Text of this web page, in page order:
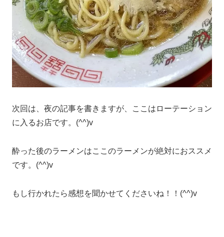
次回は、夜の記事を書きますが、ここはローテーション
に入るお店です。(^^)v
酔った後のラーメンはここのラーメンが絶対におススメ
です。(^^)v
もし行かれたら感想を聞かせてくださいね！！(^^)v